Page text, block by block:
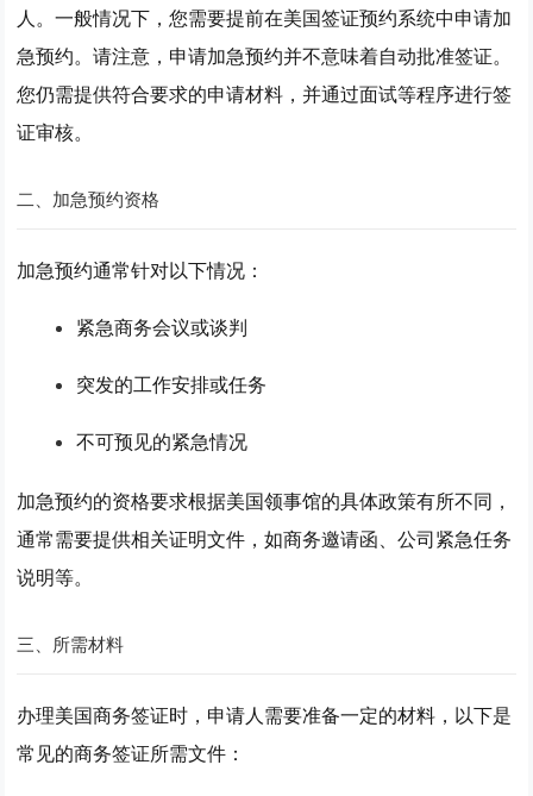
人。一般情况下，您需要提前在美国签证预约系统中申请加
急预约。请注意，申请加急预约并不意味着自动批准签证。
您仍需提供符合要求的申请材料，并通过面试等程序进行签
证审核。
二、加急预约资格
加急预约通常针对以下情况：
紧急商务会议或谈判
突发的工作安排或任务
不可预见的紧急情况
加急预约的资格要求根据美国领事馆的具体政策有所不同，
通常需要提供相关证明文件，如商务邀请函、公司紧急任务
说明等。
三、所需材料
办理美国商务签证时，申请人需要准备一定的材料，以下是
常见的商务签证所需文件：